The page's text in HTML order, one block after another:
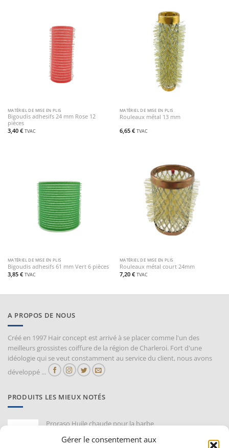
Gérer le consentement aux
MATÉRIEL DE MISE EN PLIS
Bigoudis adhesifs 24 mm Rose 12
pièces
3,40 € TVAC
MATÉRIEL DE MISE EN PLIS
Rouleaux métal 13 mm
6,65 € TVAC
MATÉRIEL DE MISE EN PLIS
Bigoudis adhesifs 61 mm Vert 6 pièces
3,85 € TVAC
MATÉRIEL DE MISE EN PLIS
Rouleaux métal court 24mm
7,20 € TVAC
A PROPOS DE NOUS
Créé en 1997 Hair concept est arrivé à se placer comme l'un des
meilleurs grossistes coiffure de la région de Charleroi. Fort d'une
idéologie qui se veut constamment au service du client, nous avons
développé ...
PRODUITS LES MIEUX NOTÉS
Proraso Huile chaude pour la barbe